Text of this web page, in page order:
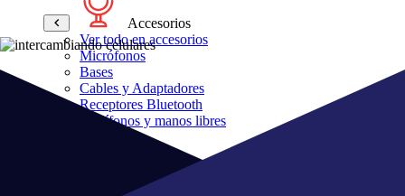
Accesorios
Ver todo en accesorios
Micrófonos
Bases
Cables y Adaptadores
Receptores Bluetooth
Audífonos y manos libres